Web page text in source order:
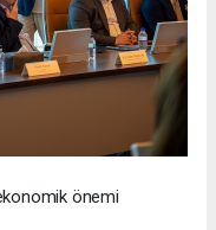
önemi